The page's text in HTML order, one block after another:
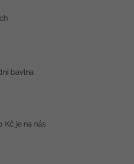
bavlna
Kč je na nás